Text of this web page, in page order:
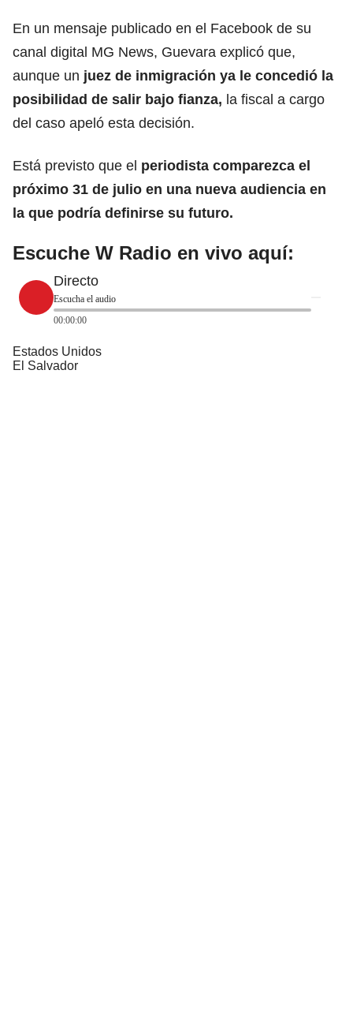
En un mensaje publicado en el Facebook de su
canal digital MG News, Guevara explicó que,
aunque un juez de inmigración ya le concedió la
posibilidad de salir bajo fianza, la fiscal a cargo
del caso apeló esta decisión.
Está previsto que el periodista comparezca el
próximo 31 de julio en una nueva audiencia en
la que podría definirse su futuro.
Escuche W Radio en vivo aquí:
Directo
Escucha el audio
00:00:00
Estados Unidos
El Salvador